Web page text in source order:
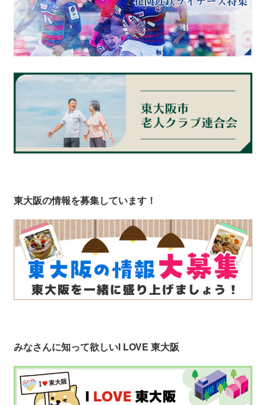
東大阪の情報を募集しています！
みなさんに知って欲しいI LOVE 東大阪